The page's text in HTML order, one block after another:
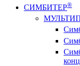
СИМБИТЕР®